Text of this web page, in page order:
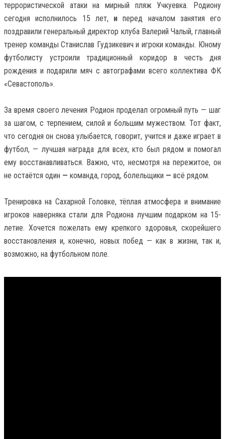
террористической атаки на мирный пляж Учкуевка. Родиону
сегодня исполнилось 15 лет, и перед началом занятия его
поздравили генеральный директор клуба Валерий Чалый, главный
тренер команды Станислав Гудзикевич и игроки команды. Юному
футболисту устроили традиционный коридор в честь дня
рождения и подарили мяч с автографами всего коллектива ФК
«Севастополь».
За время своего лечения Родион проделал огромный путь — шаг
за шагом, с терпением, силой и большим мужеством. Тот факт,
что сегодня он снова улыбается, говорит, учится и даже играет в
футбол, — лучшая награда для всех, кто был рядом и помогал
ему восстанавливаться. Важно, что, несмотря на пережитое, он
не остаётся один — команда, город, болельщики — всё рядом.
Тренировка на Сахарной Головке, тёплая атмосфера и внимание
игроков наверняка стали для Родиона лучшим подарком на 15-
летие. Хочется пожелать ему крепкого здоровья, скорейшего
восстановления и, конечно, новых побед — как в жизни, так и,
возможно, на футбольном поле.